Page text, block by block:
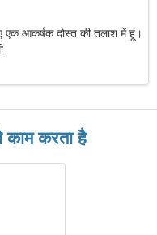
एक आकर्षक दोस्त की तलाश में हूं।
करता है